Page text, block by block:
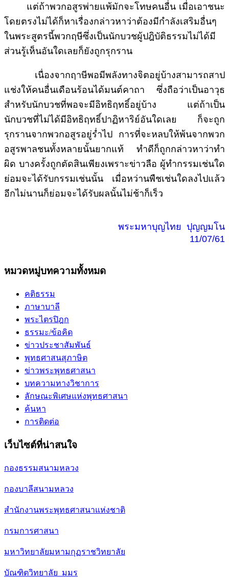
แต่ถ้าพวกอสูรพ่ายแพ้มักจะโทษคนอื่น เมื่อเอาชนะ
โดยตรงไม่ได้ก็หาเรื่องกล่าวหาว่าต้องมีกำลังเสริมอื่นๆ
ในพระสูตรนี้พวกฤษีซึ่งเป็นนักบวชผู้ปฎิบัติธรรมไม่ได้มี
ส่วนรู้เห็นอันใดเลยก็ยังถูกรุกราน
เนื่องจากฤาษีพอมีพลังทางจิตอยู่บ้างสามารถสาป
แช่งให้คนอื่นเดือนร้อนได้มนต์คาถา ซึ่งถือว่าเป็นอาวุธ
สำหรับนักบวชที่พอจะมีอิทธิฤทธิ์อยู่บ้าง แต่ถ้าเป็น
นักบวชที่ไม่ได้มีอิทธิฤทธิ์ปาฏิหาริย์อันใดเลย ก็จะถูก
รุกรานจากพวกอสูรอยู่ร่ำไป การที่จะหลบให้พ้นจากพวก
อสูรพาลชนทั้งหลายนั้นยากแท้ ทำดีก็ถูกกล่าวหาว่าทำ
ผิด บางครั้งถูกตัดสินเพียงเพราะข่าวลือ ผู้ทำกรรมเช่นใด
ย่อมจะได้รับกรรมเช่นนั้น เมื่อหว่านพืชเช่นใดลงไปแล้ว
อีกไม่นานก็ย่อมจะได้รับผลนั้นไม่ช้าก็เร็ว
พระมหาบุญไทย ปุญญมโน
11/07/61
หมวดหมู่บทความทั้งหมด
คติธรรม
ภาษาบาลี
พระไตรปิฎก
ธรรมะ/ข้อคิด
ข่าวประชาสัมพันธ์
พุทธศาสนสุภาษิต
ข่าวพระพุทธศาสนา
บทความทางวิชาการ
ลักษณะพิเศษแห่งพุทธศาสนา
ค้นหา
การติดต่อ
เว็บไซต์ที่น่าสนใจ
กองธรรมสนามหลวง
กองบาลีสนามหลวง
สำนักงานพระพุทธศาสนาแห่งชาติ
กรมการศาสนา
มหาวิทยาลัยมหามกุฏราชวิทยาลัย
บัณฑิตวิทยาลัย มมร